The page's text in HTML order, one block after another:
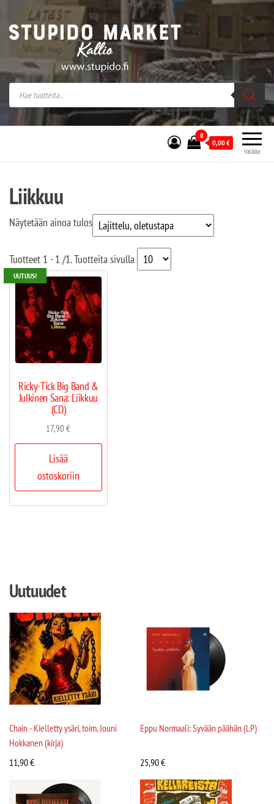
Stupido Market – verkossa ja kivijalassa
Stupido Market on vaihtoehtomusaan
erikoistunut verkko- sekä
kivijalkakauppa Helsingissä Kallion
sydämessä.
Valikko
0
0,00€
Liikkuu
Näytetään ainoa tulos
Tuotteet 1 - 1 /1. Tuotteita sivulla
UUTUUS!
Ricky-Tick Big Band &
Julkinen Sana: Liikkuu
(CD)
17,90€
Lisää
ostoskoriin
Uutuudet
Chain - Kielletty ysäri, toim. Jouni
Hokkanen (kirja)
11,90€
Eppu Normaali: Syvään päähän (LP)
25,90€